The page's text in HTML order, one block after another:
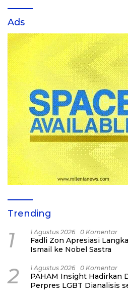
Ads
Trending
1 1 Agustus 2026 0 Komentar
Fadli Zon Apresiasi
Ismail ke Nobel Sastra
2 1 Agustus 2026 0 Komentar
PAHAM Insight Hadirkan
Perpres LGBT Dianalisis